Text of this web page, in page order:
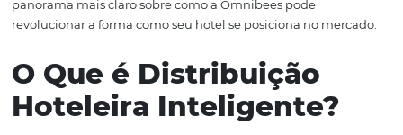
hóspede.
Neste artigo, abordaremos como a distribuição
ser implementada e quais benefícios ela traz para os
Vamos discutir as principais estratégias para escolher os